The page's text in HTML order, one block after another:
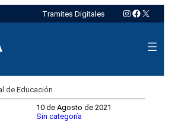
Tramites Digitales Instagram
X
de Educación
10 de Agosto de 2021
Sin categoría